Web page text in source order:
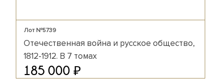
Лот №5739
Отечественная война и русское общество,
1812-1912. В 7 томах
185 000 ₽